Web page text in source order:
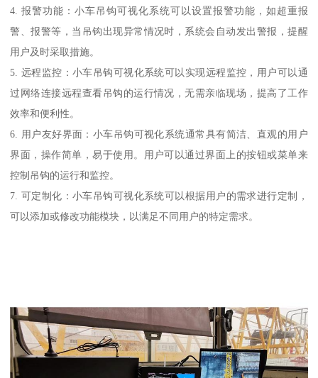
4. 报警功能：小车吊钩可视化系统可以设置报警功能，如超重报
警、报警等，当吊钩出现异常情况时，系统会自动发出警报，提醒
用户及时采取措施。
5. 远程监控：小车吊钩可视化系统可以实现远程监控，用户可以通
过网络连接远程查看吊钩的运行情况，无需亲临现场，提高了工作
效率和便利性。
6. 用户友好界面：小车吊钩可视化系统通常具有简洁、直观的用户
界面，操作简单，易于使用。用户可以通过界面上的按钮或菜单来
控制吊钩的运行和监控。
7. 可定制化：小车吊钩可视化系统可以根据用户的需求进行定制，
可以添加或修改功能模块，以满足不同用户的特定需求。